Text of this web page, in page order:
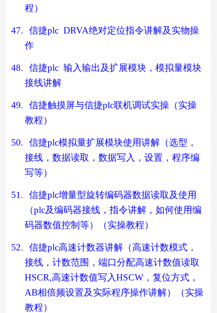
程）
47. 信捷plc DRVA绝对定位指令讲解及实物操
作
48. 信捷plc输入输出及扩展模块，模拟量模块
接线讲解
49. 信捷触摸屏与信捷plc联机调试实操（实操
教程）
50. 信捷plc模拟量扩展模块使用讲解（选型，
接线，数据读取，数据写入，设置，程序编
写等）
51. 信捷plc增量型旋转编码器数据读取及使用
（plc及编码器接线，指令讲解，如何使用编
码器数值控制等）（实操教程）
52. 信捷plc高速计数器讲解（高速计数模式，
接线，计数范围，端口分配高速计数值读取
HSCR,高速计数值写入HSCW ，复位方式，
AB相倍频设置及实际程序操作讲解）（实操
教程）